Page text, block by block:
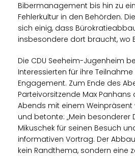
Bibermanagement bis hin zu
Fehlerkultur in den Behörden.
sich einig, dass
insbesondere dort braucht, wo
Die CDU Seeheim-Jugenheim
Interessierten für ihre
Engagement. Zum Ende des
Parteivorsitzende Max Panhans
Abends mit einem
und betonte: „Mein besonderer
Mikuschek für seinen Besuch
informativen Vortrag. Der
kein Randthema, sondern eine